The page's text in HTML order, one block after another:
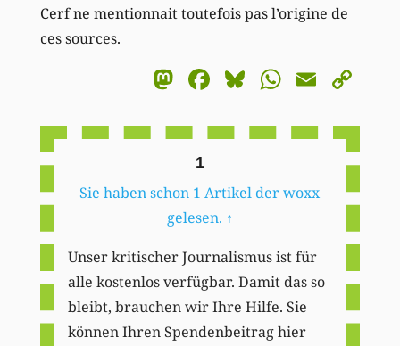
Cerf ne mentionnait toutefois pas l’origine de
ces sources.
Mastodon
Facebook
BlueskyEmail
1
Sie haben schon 1 Artikel der woxx
gelesen. ↑
Unser kritischer Journalismus ist für
alle kostenlos verfügbar. Damit das so
bleibt, brauchen wir Ihre Hilfe. Sie
können Ihren Spendenbeitrag hier